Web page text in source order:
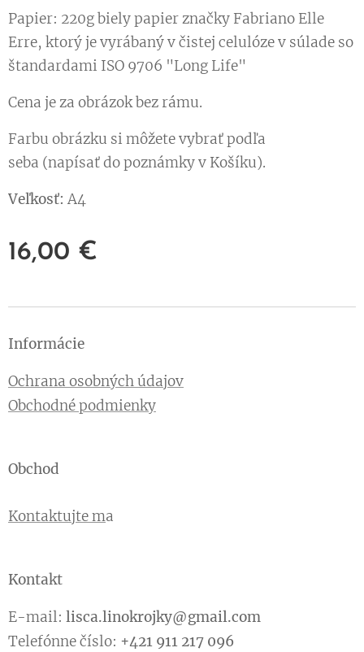
Papier: 220g biely papier značky Fabriano Elle
Erre, ktorý je vyrábaný v čistej celulóze v súlade so
štandardami ISO 9706 "Long Life"
Cena je za obrázok bez rámu.
Farbu obrázku si môžete vybrať podľa
seba (napísať do poznámky v Košíku).
Veľkosť: A4
16,00 €
Informácie
Ochrana osobných údajov
Obchodné podmienky
Obchod
Kontaktujte ma
Kontakt
E-mail: lisca.linokrojky@gmail.com
Telefónne číslo: +421 911 217 096